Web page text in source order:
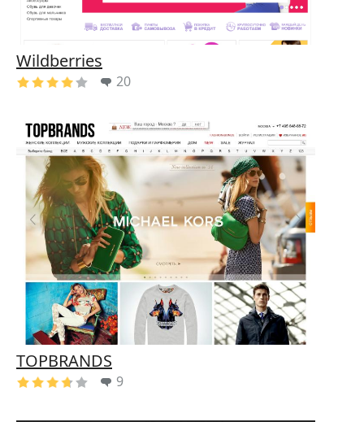
Wildberries
20
TOPBRANDS
9